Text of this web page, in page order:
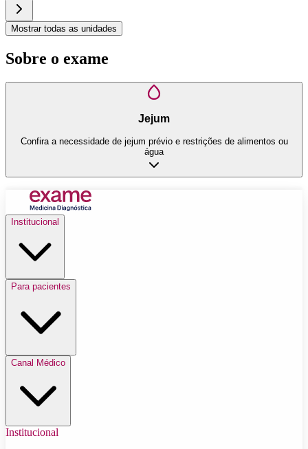
Mostrar todas as unidades
Sobre o exame
Jejum
Confira a necessidade de jejum prévio e restrições de alimentos ou
água
Institucional
Para pacientes
Canal Médico
Institucional